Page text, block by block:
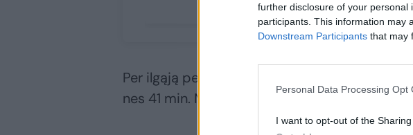
further disclosure of your personal
participants. This information may
Downstream Participants that may
Personal Data Processing Opt
I want to opt-out of the
Per ilgąją pertrauką į rūbinę Romos miesto
nes 41 min. Mario Gilas pelnė pirmąjį rungtynių